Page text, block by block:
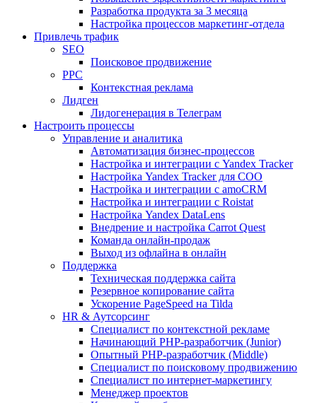
Разработка продукта за 3 месяца
Настройка процессов маркетинг-отдела
Привлечь трафик
SEO
Поисковое продвижение
PPC
Контекстная реклама
Лидген
Лидогенерация в Телеграм
Настроить процессы
Управление и аналитика
Автоматизация бизнес-процессов
Настройка и интеграции с Yandex Tracker
Настройка Yandex Tracker для СОО
Настройка и интеграции с amoCRM
Настройка и интеграции с Roistat
Настройка Yandex DataLens
Внедрение и настройка Carrot Quest
Команда онлайн-продаж
Выход из офлайна в онлайн
Поддержка
Техническая поддержка сайта
Резервное копирование сайта
Ускорение PageSpeed на Tilda
HR & Аутсорсинг
Специалист по контекстной рекламе
Начинающий PHP-разработчик (Junior)
Опытный PHP-разработчик (Middle)
Специалист по поисковому продвижению
Специалист по интернет-маркетингу
Менеджер проектов